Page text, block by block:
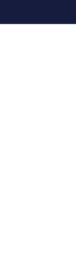
detección